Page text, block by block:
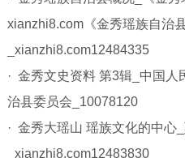
xianzhi8.com《金秀瑶族自治
_xianzhi8.com12484335
· 金秀文史资料 第3辑_中国人
治县委员会_10078120
· 金秀大瑶山 瑶族文化的中心
_xianzhi8.com12483830